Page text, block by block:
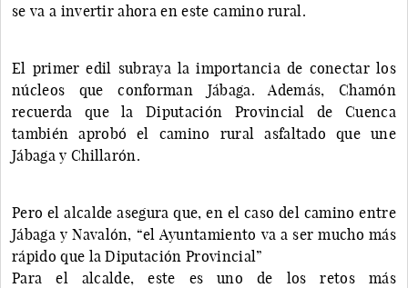
se va a invertir ahora en este camino rural.
El primer edil subraya la importancia de conectar los
núcleos que conforman Jábaga. Además, Chamón
recuerda que la Diputación Provincial de Cuenca
también aprobó el camino rural asfaltado que une
Jábaga y Chillarón.
Pero el alcalde asegura que, en el caso del camino entre
Jábaga y Navalón, “el Ayuntamiento va a ser mucho más
rápido que la Diputación Provincial”
Para el alcalde, este es uno de los retos más